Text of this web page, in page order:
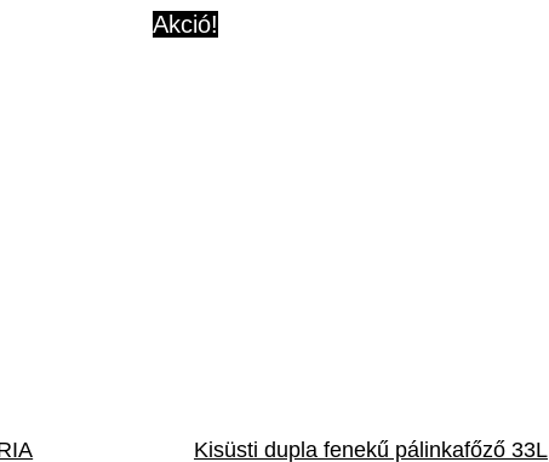
Akció!
Kisüsti dupla fenekű pálinkafőző 33L